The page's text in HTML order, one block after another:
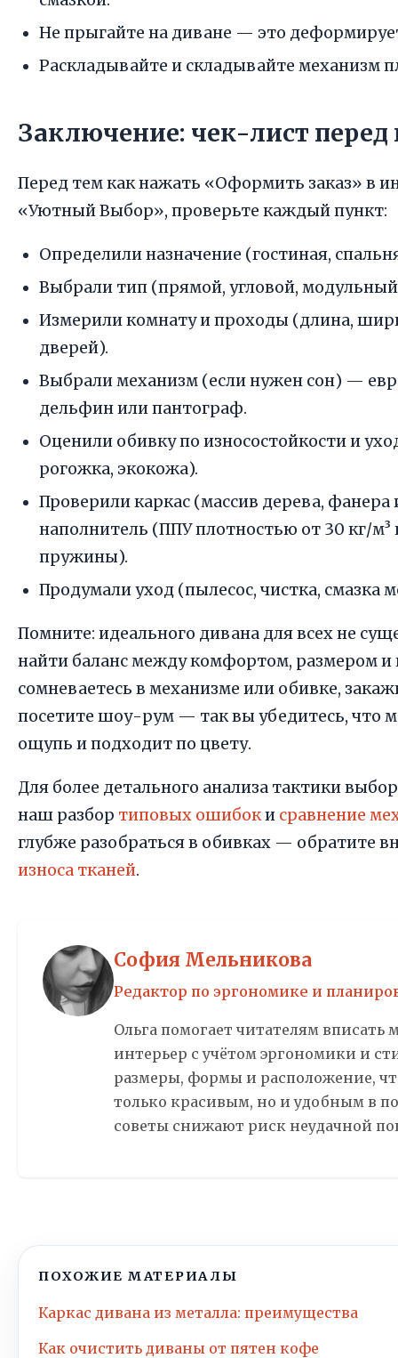
Не прыгайте на диване — это
Раскладывайте и складывайте механизм
Заключение: чек-лист перед
Перед тем как нажать «Оформить заказ» в
«Уютный Выбор», проверьте каждый пункт:
Определили назначение (гостиная,
Выбрали тип (прямой, угловой,
Измерили комнату и проходы (длина,
дверей).
Выбрали механизм (если нужен сон) —
дельфин или пантограф.
Оценили обивку по износостойкости и
рогожка, экокожа).
Проверили каркас (массив дерева, фанера
наполнитель (ППУ плотностью от 30 кг/м³
пружины).
Продумали уход (пылесос, чистка, смазка
Помните: идеального дивана для всех не
найти баланс между комфортом, размером и
сомневаетесь в механизме или обивке,
посетите шоу-рум — так вы убедитесь, что
ощупь и подходит по цвету.
Для более детального анализа тактики
наш разбор типовых ошибоки сравнение
глубже разобраться в обивках — обратите
износа тканей.
София Мельникова
Редактор по эргономике и
Ольга помогает читателям вписать
интерьер с учётом эргономики и
размеры, формы и расположение,
только красивым, но и удобным в
советы снижают риск неудачной
ПОХОЖИЕ МАТЕРИАЛЫ
Каркас дивана из металла: преимущества
Как очистить диваны от пятен кофе